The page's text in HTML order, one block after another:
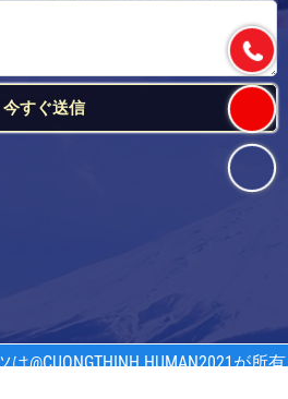
は@CUONGTHINH HUMAN2021が所有